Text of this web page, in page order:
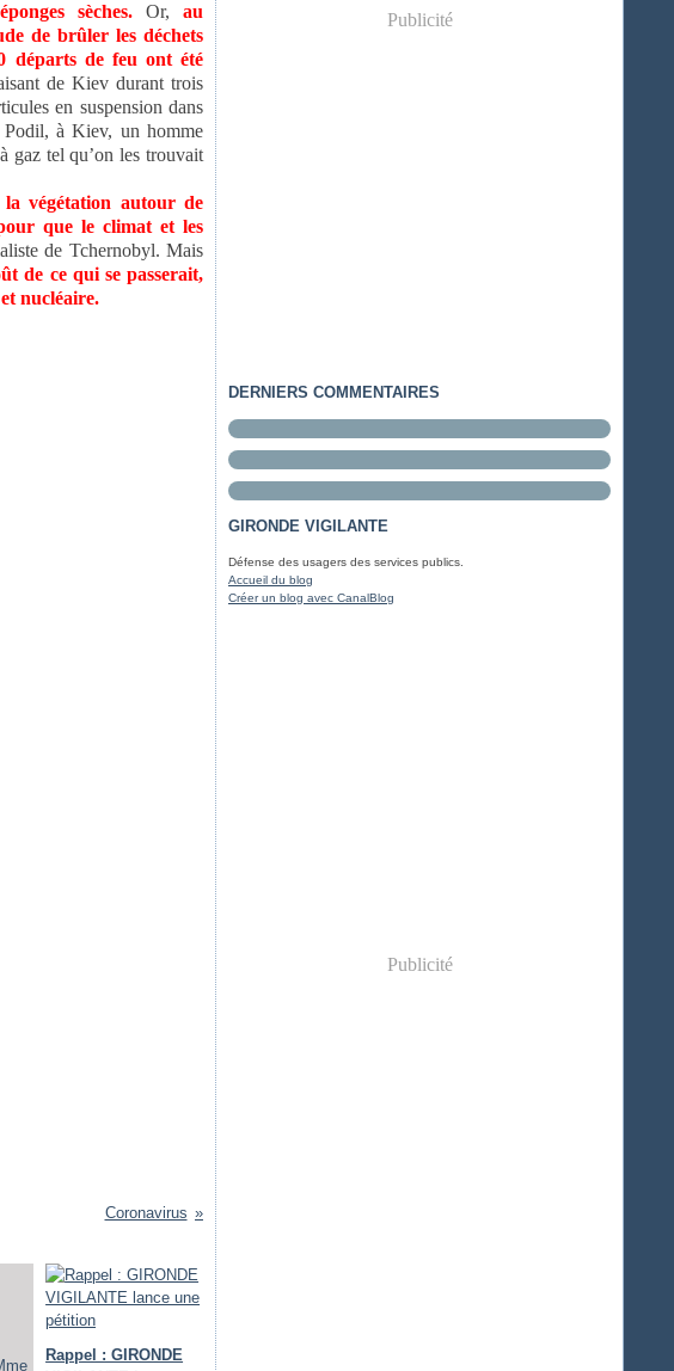
sèches. Or,au
de brûler les déchets
départs de feu ont été
de Kiev durant trois
en suspension dans
à Kiev, un homme
gaz tel qu’on les trouvait
la végétation autour de
que le climat et les
de Tchernobyl. Mais
de ce qui se passerait,
nucléaire.
Coronavirus
Rappel : GIRONDE
Publicité
DERNIERS COMMENTAIRES
GIRONDE VIGILANTE
Défense des usagers des services publics.
Accueil du blog
Créer un blog avec CanalBlog
Publicité